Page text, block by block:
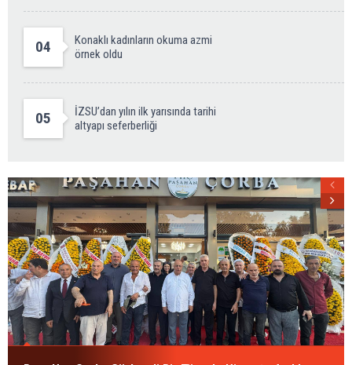
04
Konaklı kadınların okuma azmi
örnek oldu
05
İZSU’dan yılın ilk yarısında tarihi
altyapı seferberliği